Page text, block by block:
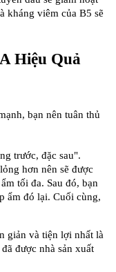
kháng viêm của B5 sẽ
Hiệu Quả
bạn nên tuân thủ
trước, đặc sau".
hơn nên sẽ được
tối đa. Sau đó, bạn
ẩm đó lại. Cuối cùng,
giản và tiện lợi nhất là
được nhà sản xuất